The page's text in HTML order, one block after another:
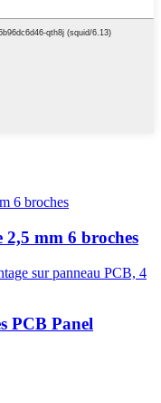
2,5 mm 6 broches
PCB Panel